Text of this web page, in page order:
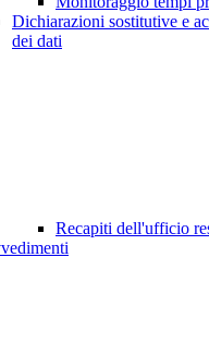
Dichiarazioni sostitutive e
dei dati
Recapiti dell'ufficio